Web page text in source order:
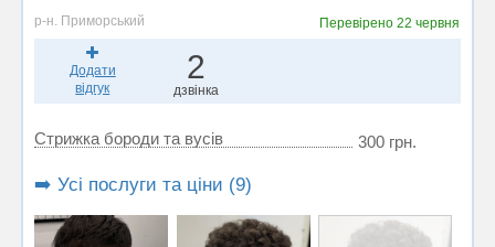
р-н. Приморський Перевірено22 червня
Додати
відгук
2
дзвінка
Стрижка бороди та вусів 300 грн.
➡️ Усі послуги та ціни (9)